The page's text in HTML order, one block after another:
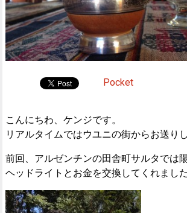
Pocket
こんにちわ、ケンジです。
リアルタイムではウユニの街からお送り
前回、アルゼンチンの田舎町サルタでは
ヘッドライトとお金を交換してくれました